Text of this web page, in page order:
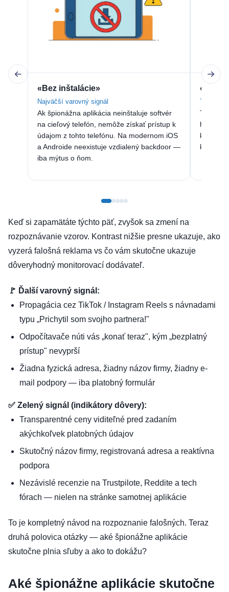
«Bez inštalácie»
Najväčší varovný signál
Ak špionážna aplikácia neinštaluje softvér
na cieľový telefón, nemôže získať prístup k
údajom z tohto telefónu. Na modernom iOS
a Androide neexistuje vzdialený backdoor —
iba mýtus o ňom.
«Stačí
hovory
klame
Keď si zapamätáte týchto päť, zvyšok sa zmení na
rozpoznávanie vzorov. Kontrast nižšie presne ukazuje, ako
vyzerá falošná reklama vs čo vám skutočne ukazuje
dôveryhodný monitorovací dodávateľ.
🚩 Ďalší varovný signál:
Propagácia cez TikTok / Instagram Reels s návnadami
typu „Prichytil som svojho partnera!"
Odpočítavače núti vás „konať teraz", kým „bezplatný
prístup" nevyprší
Žiadna fyzická adresa, žiadny názov firmy, žiadny e-
mail podpory — iba platobný formulár
✅ Zelený signál (indikátory dôvery):
Transparentné ceny viditeľné pred zadaním
akýchkoľvek platobných údajov
Skutočný názov firmy, registrovaná adresa a reaktívna
podpora
Nezávislé recenzie na Trustpilote, Reddite a tech
fórach — nielen na stránke samotnej aplikácie
To je kompletný návod na rozpoznanie falošných. Teraz
druhá polovica otázky — aké špionážne aplikácie
skutočne plnia sľuby a ako to dokážu?
Aké špionážne aplikácie skutočne